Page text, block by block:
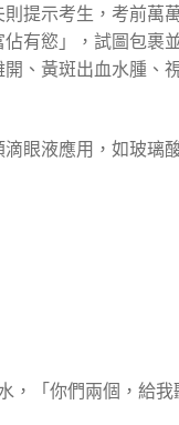
提示考生，考前萬
有慾」，試圖包
、黃斑出血水腫、
眼液應用，如玻璃
，「你們兩個，給